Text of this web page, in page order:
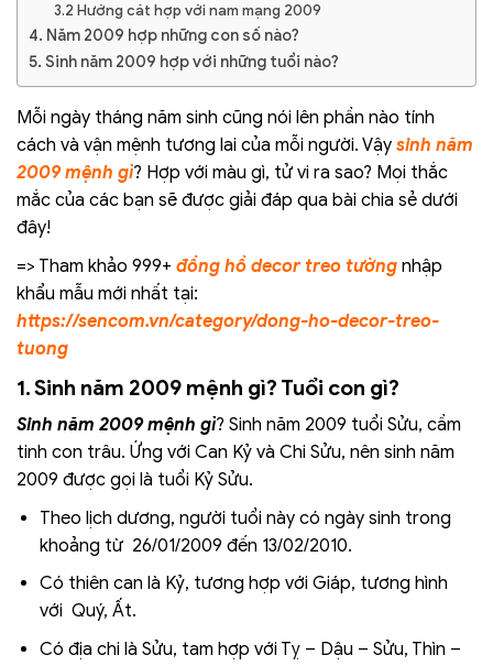
3.2 Hướng cát hợp với nam mạng 2009
4. Năm 2009 hợp những con số nào?
5. Sinh năm 2009 hợp với những tuổi nào?
Mỗi ngày tháng năm sinh cũng nói lên phần nào tính
cách và vận mệnh tương lai của mỗi người. Vậy sinh năm
2009 mệnh gì? Hợp với màu gì, tử vi ra sao? Mọi thắc
mắc của các bạn sẽ được giải đáp qua bài chia sẻ dưới
đây!
=> Tham khảo 999+ đồng hồ decor treo tường nhập
khẩu mẫu mới nhất tại:
https://sencom.vn/category/dong-ho-decor-treo-
tuong
1. Sinh năm 2009 mệnh gì? Tuổi con gì?
Sinh năm 2009 mệnh gì? Sinh năm 2009 tuổi Sửu, cầm
tinh con trâu. Ứng với Can Kỷ và Chi Sửu, nên sinh năm
2009 được gọi là tuổi Kỷ Sửu.
Theo lịch dương, người tuổi này có ngày sinh trong
khoảng từ 26/01/2009 đến 13/02/2010.
Có thiên can là Kỷ, tương hợp với Giáp, tương hình
với Quý, Ất.
Có địa chi là Sửu, tam hợp với Tỵ – Dậu – Sửu, Thìn –